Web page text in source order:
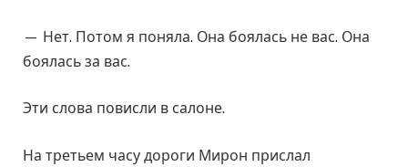
— Нет. Потом я поняла. Она боялась не вас. Она
боялась за вас.
Эти слова повисли в салоне.
На третьем часу дороги Мирон прислал